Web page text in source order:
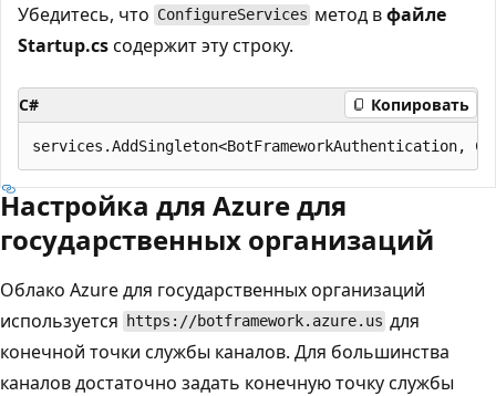
Убедитесь, что ConfigureServices метод вфайле
Startup.csсодержит эту строку.
C# Копировать
Настройка для Azure для
государственных организаций
Облако Azure для государственных организаций
используется
https://botframework.azure.us для
конечной точки службы каналов. Для большинства
каналов достаточно задать конечную точку службы